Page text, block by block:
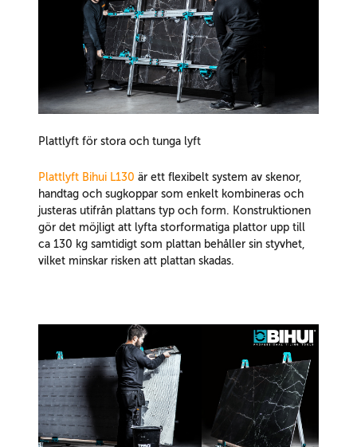
Plattlyft för stora och tunga lyft
Plattlyft Bihui L130 är ett flexibelt system av skenor,
handtag och sugkoppar som enkelt kombineras och
justeras utifrån plattans typ och form. Konstruktionen
gör det möjligt att lyfta storformatiga plattor upp till
ca 130 kg samtidigt som plattan behåller sin styvhet,
vilket minskar risken att plattan skadas.